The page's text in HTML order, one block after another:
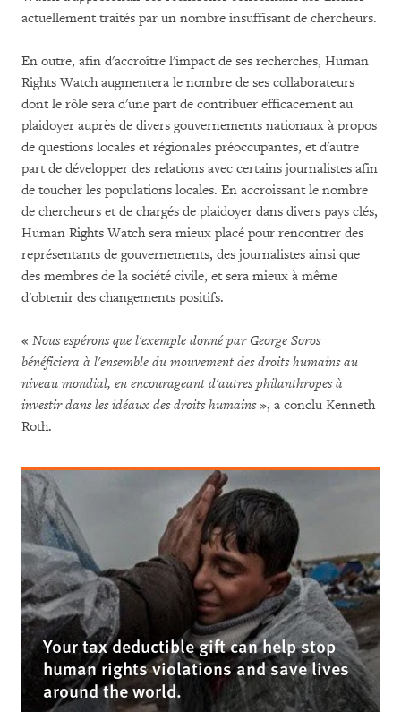
actuellement traités par un nombre insuffisant de chercheurs.
En outre, afin d'accroître l'impact de ses recherches, Human
Rights Watch augmentera le nombre de ses collaborateurs
dont le rôle sera d'une part de contribuer efficacement au
plaidoyer auprès de divers gouvernements nationaux à propos
de questions locales et régionales préoccupantes, et d'autre
part de développer des relations avec certains journalistes afin
de toucher les populations locales. En accroissant le nombre
de chercheurs et de chargés de plaidoyer dans divers pays clés,
Human Rights Watch sera mieux placé pour rencontrer des
représentants de gouvernements, des journalistes ainsi que
des membres de la société civile, et sera mieux à même
d'obtenir des changements positifs.
« Nous espérons que l'exemple donné par George Soros
bénéficiera à l'ensemble du mouvement des droits humains au
niveau mondial, en encourageant d'autres philanthropes à
investir dans les idéaux des droits humains», a conclu Kenneth
Roth.
Your tax deductible gift can help stop
human rights violations and save lives
around the world.